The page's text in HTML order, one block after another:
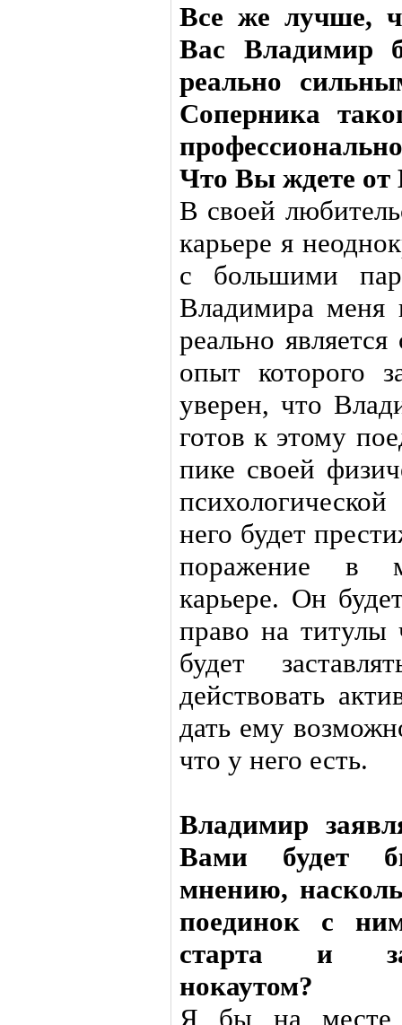
Все же лучше,
Вас Владимир
реально
Соперника
Что Вы ждете от
В своей
карьере я
с большими
Владимира меня
реально
опыт которого
уверен, что
готов к этому
пике своей
него будет
поражение в
карьере. Он
право на
будет
действовать
дать ему
что у него есть.
Владимир
Вами будет
мнению,
поединок с
старта и
нокаутом?
Я бы на месте